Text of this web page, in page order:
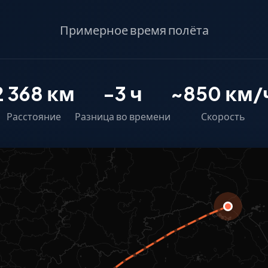
Примерное время полёта
368 км
Расстояние
-3 ч
Разница во времени
~850 км/
Скорость